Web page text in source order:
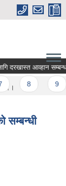
आव्हान सम्बन्धमा |
8
।।
सम्बन्धी